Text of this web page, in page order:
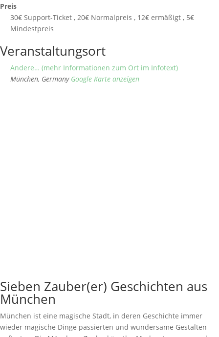
Preis
30€ Support-Ticket , 20€ Normalpreis , 12€ ermäßigt , 5€
Mindestpreis
Veranstaltungsort
Andere… (mehr Informationen zum Ort im Infotext)
München, Germany Google Karte anzeigen
Sieben Zauber(er) Geschichten aus
München
München ist eine magische Stadt, in deren Geschichte immer
wieder magische Dinge passierten und wundersame Gestalten